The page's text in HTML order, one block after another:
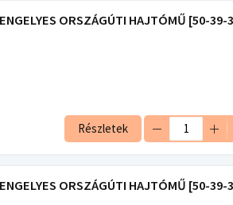
ORSZÁGÚTI HAJTÓMŰ [50-
Részletek
ORSZÁGÚTI HAJTÓMŰ [50-